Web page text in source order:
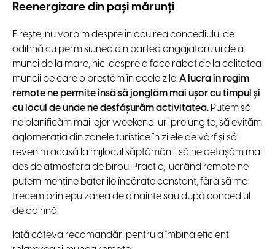
Reenergizare din paşi mărunţi
Fireşte, nu vorbim despre înlocuirea concediului de
odihnă cu permisiunea din partea angajatorului de a
munci de la mare, nici despre a face rabat de la calitatea
muncii pe care o prestăm în acele zile.A lucra în regim
remote ne permite însă să jonglăm mai uşor cu timpul şi
cu locul de unde ne desfăşurăm activitatea. Putem să
ne planificăm mai lejer weekend-uri prelungite, să evităm
aglomeraţia din zonele turistice în zilele de vârf şi să
revenim acasă la mijlocul săptămânii, să ne detaşăm mai
des de atmosfera de birou. Practic, lucrând remote ne
putem menţine bateriile încărate constant, fără să mai
trecem prin epuizarea de dinainte sau după concediul
de odihnă.
Iată câteva recomandări pentru a îmbina eficient